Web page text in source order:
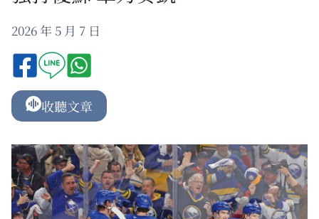
2026 年 5 月 7 日
收聽文章